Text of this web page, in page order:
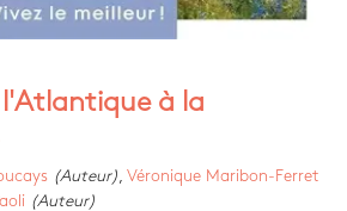
l'Atlantique à la
(Auteur)
Véronique Maribon-Ferret
(Auteur)